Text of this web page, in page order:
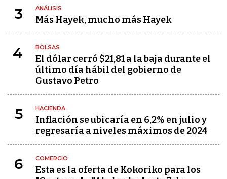
3 ANÁLISIS
Más Hayek, mucho más Hayek
4 BOLSAS
El dólar cerró $21,81 a la baja durante el
último día hábil del gobierno de
Gustavo Petro
5 HACIENDA
Inflación se ubicaría en 6,2% en julio y
regresaría a niveles máximos de 2024
6 COMERCIO
Esta es la oferta de Kokoriko para los